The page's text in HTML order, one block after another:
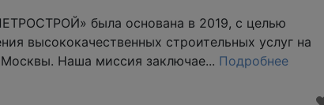
была основана в 2019, с целью
высококачественных строительных услуг на
Наша миссия заключае... Подробнее